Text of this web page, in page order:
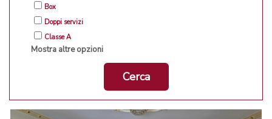
Box
Doppi servizi
Classe A
Mostra altre opzioni
Cerca